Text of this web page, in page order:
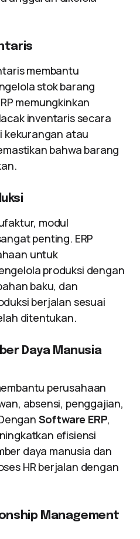
membantu
stok barang
memungkinkan
inventaris secara
kekurangan atau
bahwa barang
modul
penting. ERP
untuk
produksi dengan
baku, dan
berjalan sesuai
ditentukan.
Daya Manusia
perusahaan
absensi, penggajian,
Software ERP,
efisiensi
daya manusia dan
HR berjalan dengan
Management